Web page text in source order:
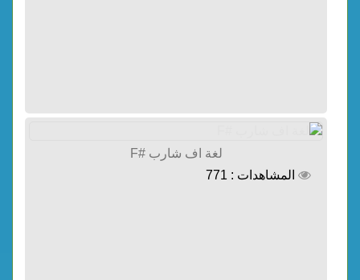
لغة اف شارب #F
المشاهدات : 771